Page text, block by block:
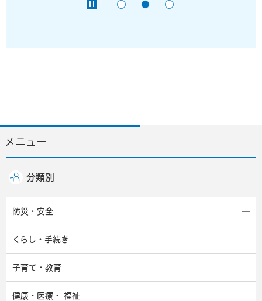
メニュー
分類別
防災・安全
くらし・手続き
子育て・教育
健康・医療・ 福祉